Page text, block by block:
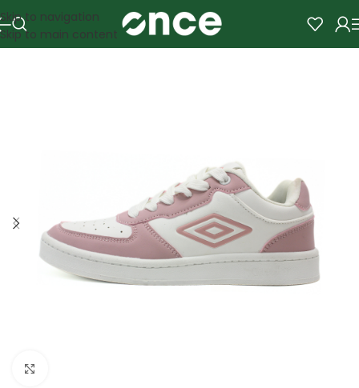
Skip to navigation
Skip to main content